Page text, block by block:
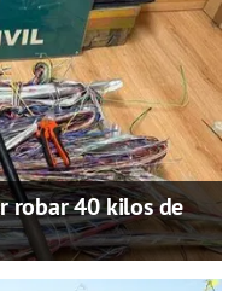
robar 40 kilos de